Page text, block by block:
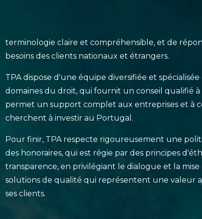
terminologie claire et compréhensible, et de
besoins des clients nationaux et étrangers.
TPA dispose d'une équipe diversifiée et
domaines du droit, qui fournit un conseil qualifié à
permet un support complet aux entreprises et à
cherchent à investir au Portugal.
Pour finir, TPA respecte rigoureusement une
des honoraires, qui est régie par des principes
transparence, en privilégiant le dialogue et la mise
solutions de qualité qui représentent une valeur
ses clients.